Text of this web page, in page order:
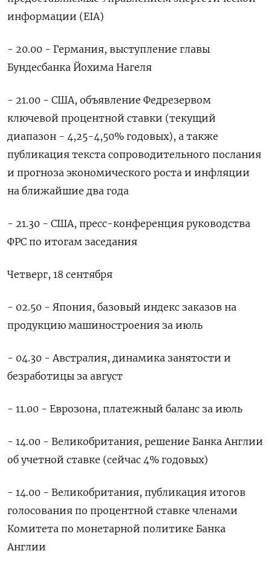
информации (EIA)
- 20.00 - Германия, выступление главы
Бундесбанка Йохима Нагеля
- 21.00 - США, объявление Федрезервом
ключевой процентной ставки (текущий
диапазон - 4,25-4,50% годовых), а также
публикация текста сопроводительного послания
и прогноза экономического роста и инфляции
на ближайшие два года
- 21.30 - США, пресс-конференция руководства
ФРС по итогам заседания
Четверг, 18 сентября
- 02.50 - Япония, базовый индекс заказов на
продукцию машиностроения за июль
- 04.30 - Австралия, динамика занятости и
безработицы за август
- 11.00 - Еврозона, платежный баланс за июль
- 14.00 - Великобритания, решение Банка Англии
об учетной ставке (сейчас 4% годовых)
- 14.00 - Великобритания, публикация итогов
голосования по процентной ставке членами
Комитета по монетарной политике Банка
Англии